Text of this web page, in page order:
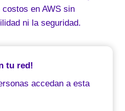
en AWS sin
ni la seguridad.
tu red!
accedan a esta